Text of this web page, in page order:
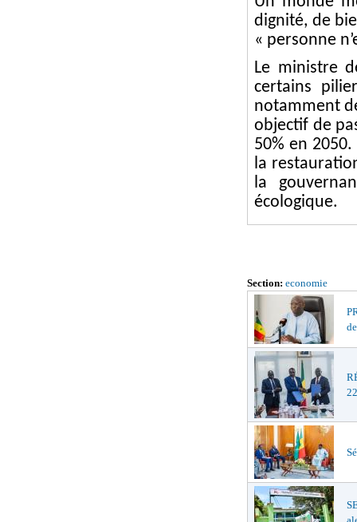
dignité, de
« personne
Le ministre
certains
notamment
objectif de
50% en
la
la
écologique.
Section: economie